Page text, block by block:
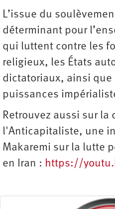
L’issue du
déterminant pour
qui luttent contre les
religieux, les États
dictatoriaux, ainsi que
puissances
Retrouvez aussi sur la
l'Anticapitaliste, une
Makaremi sur la lutte
en Iran : https://